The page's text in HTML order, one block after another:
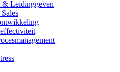
& Leidinggeven